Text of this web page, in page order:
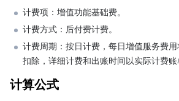
计费项：增值功能基础费。
计费方式：后付费计费。
计费周期：按日计费，每日增值服务费
扣除，详细计费和出账时间以实际计费账
计算公式